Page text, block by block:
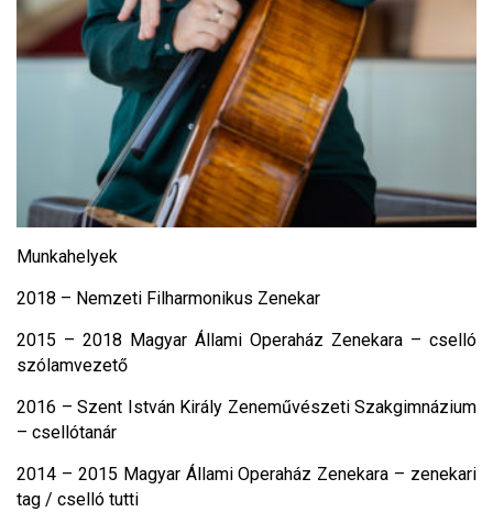
Munkahelyek
2018 – Nemzeti Filharmonikus Zenekar
2015 – 2018 Magyar Állami Operaház Zenekara – cselló
szólamvezető
2016 – Szent István Király Zeneművészeti Szakgimnázium
– csellótanár
2014 – 2015 Magyar Állami Operaház Zenekara – zenekari
tag / cselló tutti